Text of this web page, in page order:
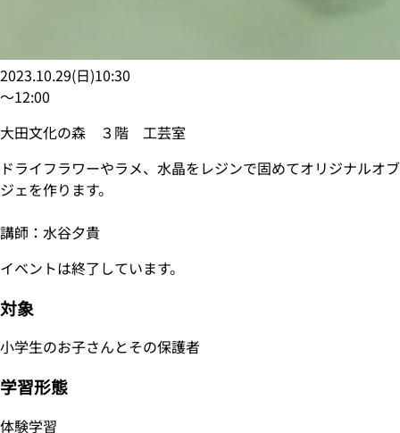
2023.10.29(日)10:30
〜12:00
大田文化の森 ３階 工芸室
ドライフラワーやラメ、水晶をレジンで固めてオリジナルオブ
ジェを作ります。
講師：水谷夕貴
イベントは終了しています。
対象
小学生のお子さんとその保護者
学習形態
体験学習